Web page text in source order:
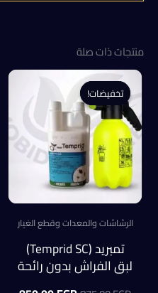
منتجات ذات صلة
تخفيضات!
تخفيضات!
الرشاشات والمعدات وقطع الغيار
تمبريد (Temprid SC)
لبق الفراش بدون رائحة